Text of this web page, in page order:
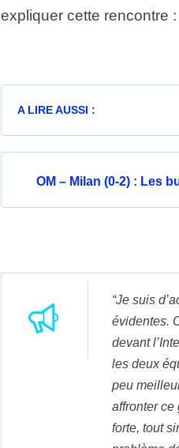
expliquer cette rencontre
A LIRE AUSSI :
OM – Milan (0-2) : Les
“Je suis
évidentes.
devant
les deux
peu
affronter ce
forte, tout